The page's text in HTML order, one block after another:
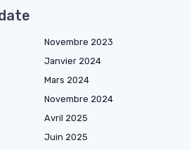
Novembre 2023
Janvier 2024
Mars 2024
Novembre 2024
Avril 2025
Juin 2025